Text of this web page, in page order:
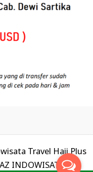
Travel Haji Plus
INDOWISATA